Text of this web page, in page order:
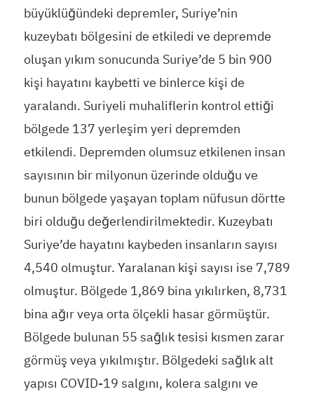
büyüklüğündeki depremler, Suriye’nin
kuzeybatı bölgesini de etkiledi ve depremde
oluşan yıkım sonucunda Suriye’de 5 bin 900
kişi hayatını kaybetti ve binlerce kişi de
yaralandı. Suriyeli muhaliflerin kontrol ettiği
bölgede 137 yerleşim yeri depremden
etkilendi. Depremden olumsuz etkilenen insan
sayısının bir milyonun üzerinde olduğu ve
bunun bölgede yaşayan toplam nüfusun dörtte
biri olduğu değerlendirilmektedir. Kuzeybatı
Suriye’de hayatını kaybeden insanların sayısı
4,540 olmuştur. Yaralanan kişi sayısı ise 7,789
olmuştur. Bölgede 1,869 bina yıkılırken, 8,731
bina ağır veya orta ölçekli hasar görmüştür.
Bölgede bulunan 55 sağlık tesisi kısmen zarar
görmüş veya yıkılmıştır. Bölgedeki sağlık alt
yapısı COVID-19 salgını, kolera salgını ve